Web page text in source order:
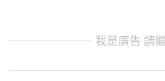
我是廣告 請